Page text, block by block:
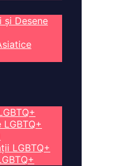
și Desene
LGBTQ+